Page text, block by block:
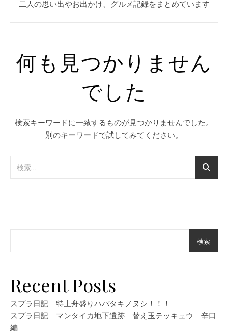
二人の思い出やお出かけ、グルメ記録をまとめています
何も見つかりません
でした
検索キーワードに一致するものが見つかりませんでした。
別のキーワードで試してみてください。
検索
Recent Posts
スプラ日記 特上舟盛りハバタキノヌシ！！！
スプラ日記 マンタイカ地下遺跡 替え玉テッキュウ 辛口
編